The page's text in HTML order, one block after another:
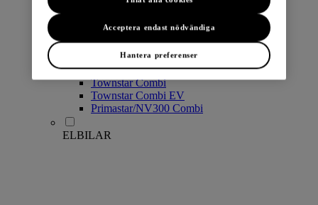
Qashqai
LEAF
ARIYA
X-Trail
Townstar Combi
Townstar Combi EV
Primastar/NV300 Combi
ELBILAR
Hantera preferenser
Acceptera endast nödvändiga